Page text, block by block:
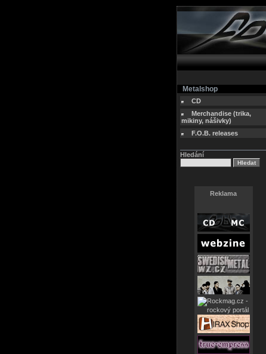
Metalshop
CD
Merchandise (trika,
mikiny, nášivky)
F.O.B. releases
Hledání
Reklama